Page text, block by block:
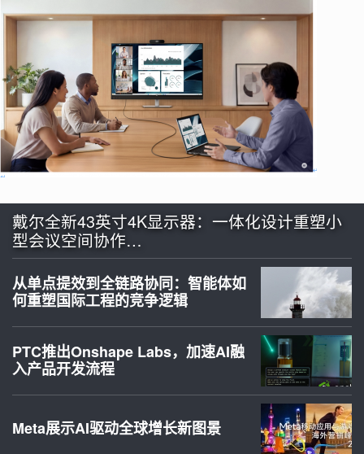
戴尔全新43英寸4K显示器：一体化设计重塑小
型会议空间协作…
从单点提效到全链路协同：智能体如
何重塑国际工程的竞争逻辑
PTC推出Onshape Labs，加速AI融
入产品开发流程
Meta展示AI驱动全球增长新图景